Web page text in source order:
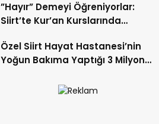
Edildi
”Hayır” Demeyi Öğreniyorlar:
Siirt’te Kur’an Kurslarında
Özel Siirt Hayat Hastanesi’nin
Yoğun Bakıma Yaptığı 3 Milyon